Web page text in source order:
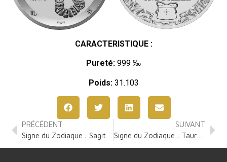
CARACTERISTIQUE :
Pureté: 999 ‰
Poids:31.103
PRÉCÉDENT
SUIVANT
Signe du Zodiaque : Taureau 1 Once Argent